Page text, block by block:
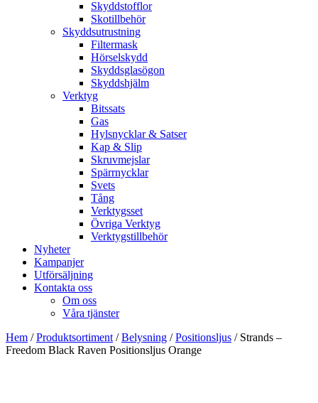
Skyddstofflor
Skotillbehör
Skyddsutrustning
Filtermask
Hörselskydd
Skyddsglasögon
Skyddshjälm
Verktyg
Bitssats
Gas
Hylsnycklar & Satser
Kap & Slip
Skruvmejslar
Spärrnycklar
Svets
Tång
Verktygsset
Övriga Verktyg
Verktygstillbehör
Nyheter
Kampanjer
Utförsäljning
Kontakta oss
Om oss
Våra tjänster
Hem /Produktsortiment /Belysning /Positionsljus / Strands –
Freedom Black Raven Positionsljus Orange